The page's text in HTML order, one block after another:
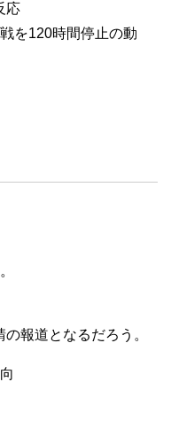
応
を120時間停止の動
報道となるだろう。